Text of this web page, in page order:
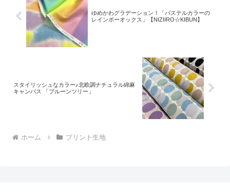
ゆめかわグラデーション！「パステルカラーの
レインボーオックス」【NIZIIRO☆KIBUN】
スタイリッシュなカラー♪北欧調ナチュラル綿麻
キャンバス 「プルーンツリー」
ホーム プリント生地